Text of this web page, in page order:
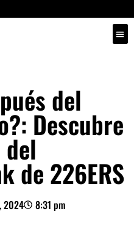
del
Descubre
de 226ERS
2024
8:31 pm